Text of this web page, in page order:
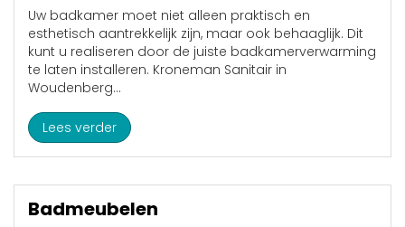
Uw badkamer moet niet alleen praktisch en
esthetisch aantrekkelijk zijn, maar ook behaaglijk. Dit
kunt u realiseren door de juiste badkamerverwarming
te laten installeren. Kroneman Sanitair in
Woudenberg...
Lees verder
Badmeubelen